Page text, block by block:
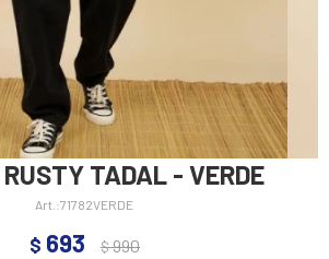
TADAL - VERDE
71782VERDE
$ 693 $990